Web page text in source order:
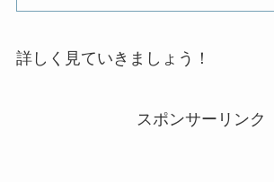
詳しく見ていきましょう！
スポンサーリンク